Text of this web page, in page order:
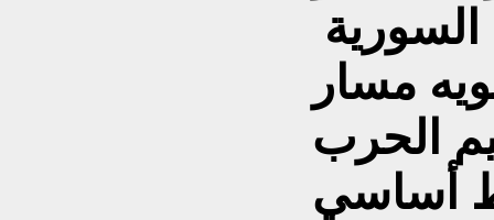
السورية
مسار
الحرب
أساسي